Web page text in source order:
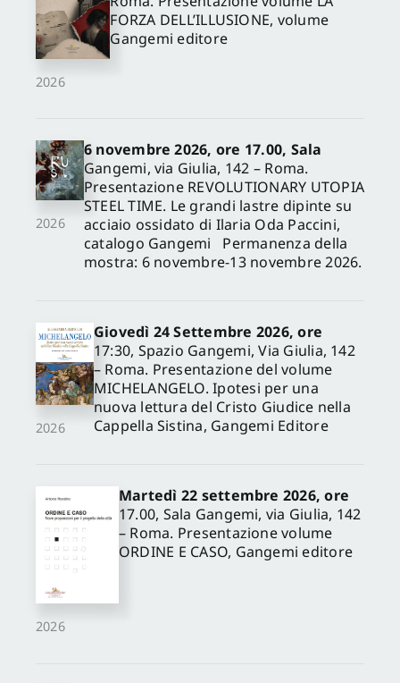
2026
FORZA DELL’ILLUSIONE, volume
Gangemi editore
2026
6 novembre 2026, ore 17.00, Sala
Gangemi, via Giulia, 142 – Roma.
Presentazione REVOLUTIONARY UTOPIA
STEEL TIME. Le grandi lastre dipinte su
acciaio ossidato di Ilaria Oda Paccini,
catalogo Gangemi Permanenza della
mostra: 6 novembre-13 novembre 2026.
2026
Giovedì 24 Settembre 2026, ore
17:30, Spazio Gangemi, Via Giulia, 142
– Roma. Presentazione del volume
MICHELANGELO. Ipotesi per una
nuova lettura del Cristo Giudice nella
Cappella Sistina, Gangemi Editore
2026
Martedì 22 settembre 2026, ore
17.00, Sala Gangemi, via Giulia, 142
– Roma. Presentazione volume
ORDINE E CASO, Gangemi editore